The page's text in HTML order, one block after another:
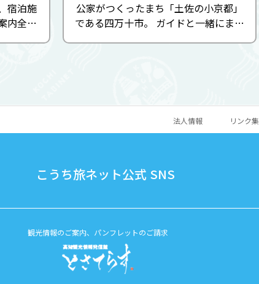
宿泊施
内全般
公家がつくったまち「土佐の小京都」
である四万十市。 ガイドと一緒にまち
法人情報 リンク集
こうち旅ネット公式 SNS
観光情報のご案内、パンフレットのご請求